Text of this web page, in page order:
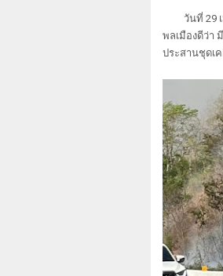
วันที่ 29 เม
พลเมืองดีว่า
ประสานชุดเ